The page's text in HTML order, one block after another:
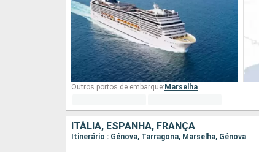
Outros portos de embarque: Marselha
ITÁLIA, ESPANHA, FRANÇA
Itinerário : Génova, Tarragona, Marselha, Génova